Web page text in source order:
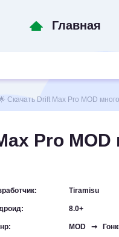
Главная
Drift Max Pro MOD
Pro MOD
Tiramisu
8.0+
MOD ➞